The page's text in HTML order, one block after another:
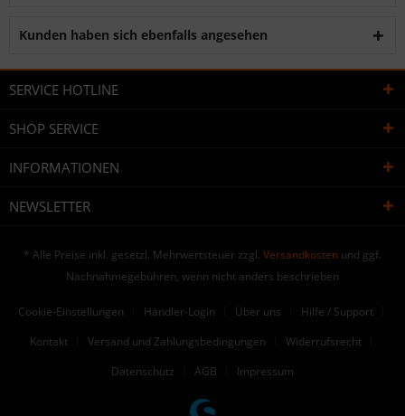
Kunden haben sich ebenfalls angesehen
SERVICE HOTLINE
SHOP SERVICE
INFORMATIONEN
NEWSLETTER
* Alle Preise inkl. gesetzl. Mehrwertsteuer zzgl. Versandkosten und ggf.
Nachnahmegebühren, wenn nicht anders beschrieben
Cookie-Einstellungen Händler-Login Über uns
Hilfe / Support
Kontakt
Versand und Zahlungsbedingungen
Widerrufsrecht
Datenschutz
AGB Impressum